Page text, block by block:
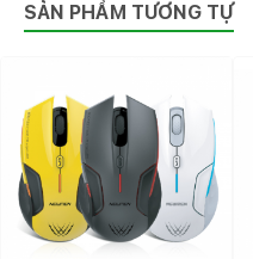
SẢN PHẨM TƯƠNG TỰ